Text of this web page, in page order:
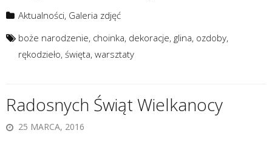
Aktualności, Galeria zdjęć
boże narodzenie, choinka, dekoracje, glina, ozdoby,
rękodzieło, święta, warsztaty
Radosnych Świąt Wielkanocy
25 MARCA, 2016